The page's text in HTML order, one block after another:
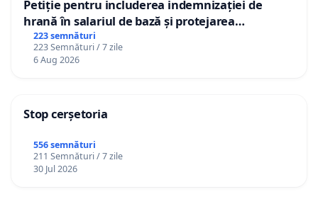
Petiție pentru includerea indemnizației de
hrană în salariul de bază și protejarea
gradațiilor de vechime pentru asistenții
personali
223 semnături
223 Semnături / 7 zile
6 Aug 2026
Stop cerșetoria
556 semnături
211 Semnături / 7 zile
30 Jul 2026